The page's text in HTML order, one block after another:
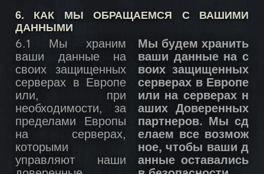
6. КАК МЫ ОБРАЩАЕМСЯ С ВАШИМИ
ДАННЫМИ
6.1 Мы храним
ваши данные на
своих защищенных
серверах в Европе
или, при
необходимости, за
пределами Европы
на серверах,
которыми
управляют наши
Мы будем хранить
ваши данные на с
воих защищенных
серверах в Европе
или на серверах н
аших Доверенных
партнеров. Мы сд
елаем все возмож
ное, чтобы ваши д
анные оставались